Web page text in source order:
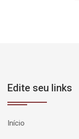
Edite seu links
Início